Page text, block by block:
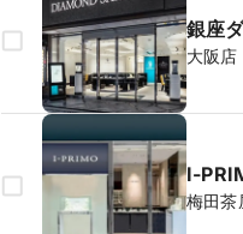
銀座
大阪店
I-
梅田茶